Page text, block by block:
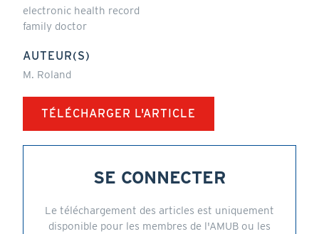
electronic health record
family doctor
AUTEUR(S)
M. Roland
TÉLÉCHARGER L'ARTICLE
SE CONNECTER
Le téléchargement des articles est uniquement
disponible pour les membres de l'AMUB ou les